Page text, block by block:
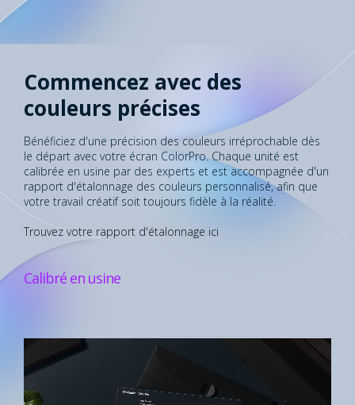
Commencez avec des
couleurs précises
Bénéficiez d'une précision des couleurs irréprochable dès
le départ avec votre écran ColorPro. Chaque unité est
calibrée en usine par des experts et est accompagnée d'un
rapport d'étalonnage des couleurs personnalisé, afin que
votre travail créatif soit toujours fidèle à la réalité.
Trouvez votre rapport d'étalonnage ici
Calibré en usine